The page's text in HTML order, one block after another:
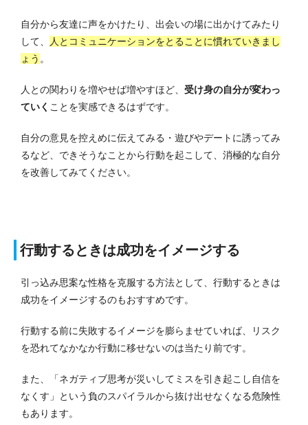
自分から友達に声をかけたり、出会いの場に出かけてみたり
して、
人とコミュニケーションをとることに慣れていきまし
ょう 。
人との関わりを増やせば増やすほど、 受け身の自分が変わっ
ていく ことを実感できるはずです。
自分の意見を控えめに伝えてみる・遊びやデートに誘ってみ
るなど、できそうなことから行動を起こして、消極的な自分
を改善してみてください。
行動するときは成功をイメージする
引っ込み思案な性格を克服する方法として、行動するときは
成功をイメージするのもおすすめです。
行動する前に失敗するイメージを膨らませていれば、リスク
を恐れてなかなか行動に移せないのは当たり前です。
また、「ネガティブ思考が災いしてミスを引き起こし自信を
なくす」という負のスパイラルから抜け出せなくなる危険性
もあります。